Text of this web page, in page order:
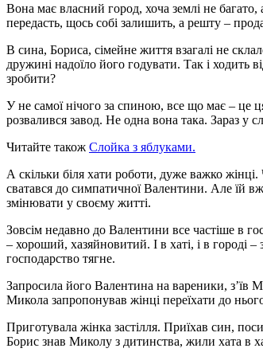
Вона має власний город, хоча землі не
передасть, щось собі залишить, а решту –
В сина, Бориса, сімейне життя взагалі не
дружині надоїло його годувати. Так і ходить
зробити?
У не самої нічого за спиною, все що має – це
розвалився завод. Не одна вона така. Зараз у
Читайте також Слойка з яблуками.
А скільки біля хати роботи, дуже важко
сватався до симпатичної Валентини. Але їй
змінювати у своєму житті.
Зовсім недавно до Валентини все частіше в
– хороший, хазяйновитий. І в хаті, і в городі
господарство тягне.
Запросила його Валентина на вареники, з’їв
Микола запропонував жінці переїхати до
Приготувала жінка застілля. Приїхав син,
Борис знав Миколу з дитинства, жили хата в